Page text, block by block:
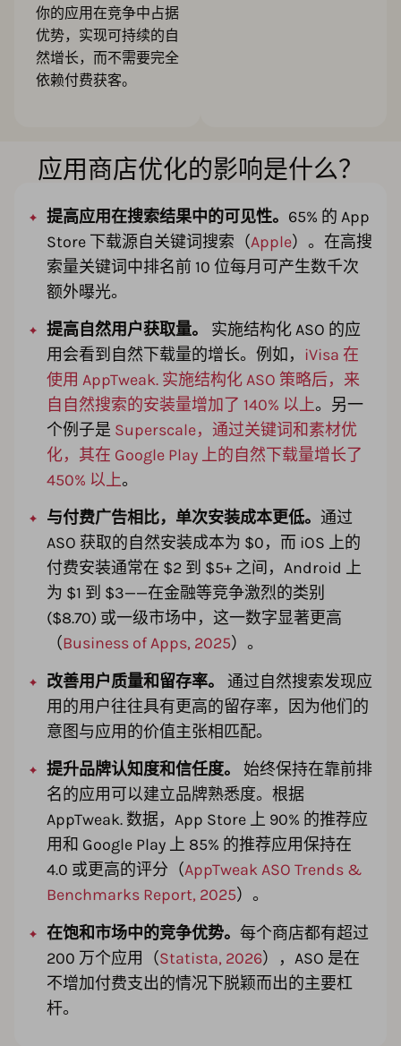
你的应用在竞争中占据
优势，实现可持续的自
然增长，而不需要完全
依赖付费获客。
应用商店优化的影响是什么？
提高应用在搜索结果中的可见性。 65% 的 App
Store 下载源自关键词搜索（Apple）。在高搜
索量关键词中排名前 10 位每月可产生数千次
额外曝光。
提高自然用户获取量。
实施结构化 ASO 的应
用会看到自然下载量的增长。例如， iVisa 在
使用 AppTweak. 实施结构化 ASO 策略后，来
自自然搜索的安装量增加了 140% 以上。另一
个例子是 Superscale，通过关键词和素材优
化，其在 Google Play 上的自然下载量增长了
450% 以上。
与付费广告相比，单次安装成本更低。 通过
ASO 获取的自然安装成本为 $0，而 iOS 上的
付费安装通常在 $2 到 $5+ 之间，Android 上
为 $1 到 $3——在金融等竞争激烈的类别
($8.70) 或一级市场中，这一数字显著更高
（Business of Apps, 2025）。
改善用户质量和留存率。
通过自然搜索发现应
用的用户往往具有更高的留存率，因为他们的
意图与应用的价值主张相匹配。
提升品牌认知度和信任度。
始终保持在靠前排
名的应用可以建立品牌熟悉度。根据
AppTweak. 数据，App Store 上 90% 的推荐应
用和 Google Play 上 85% 的推荐应用保持在
4.0 或更高的评分（AppTweak ASO Trends &
Benchmarks Report, 2025）。
在饱和市场中的竞争优势。 每个商店都有超过
200 万个应用（Statista, 2026），ASO 是在
不增加付费支出的情况下脱颖而出的主要杠
杆。